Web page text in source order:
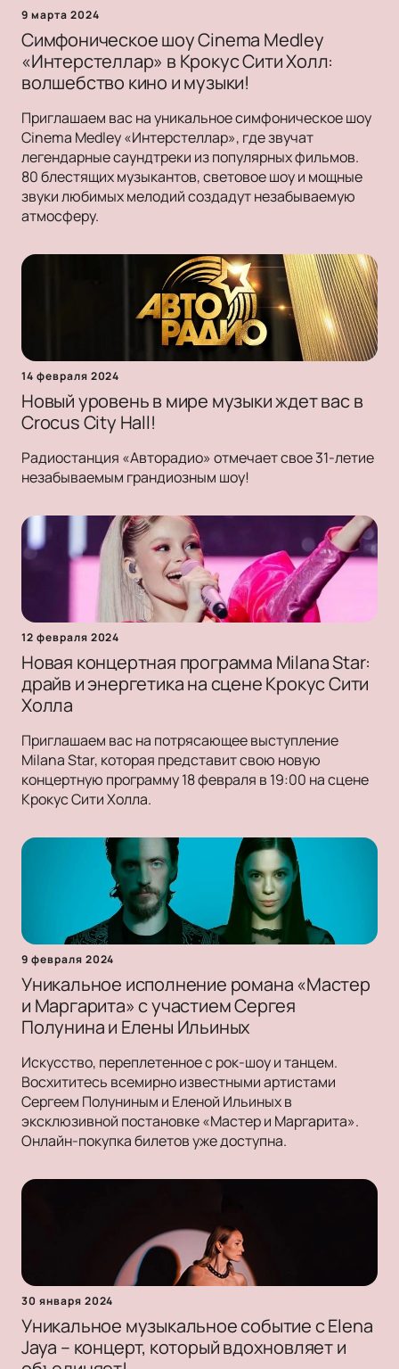
9 марта 2024
Симфоническое шоу Cinema Medley
«Интерстеллар» в Крокус Сити Холл:
волшебство кино и музыки!
Приглашаем вас на уникальное симфоническое шоу
Cinema Medley «Интерстеллар», где звучат
легендарные саундтреки из популярных фильмов.
80 блестящих музыкантов, световое шоу и мощные
звуки любимых мелодий создадут незабываемую
атмосферу.
14 февраля 2024
Новый уровень в мире музыки ждет вас в
Crocus City Hall!
Радиостанция «Авторадио» отмечает свое 31-летие
незабываемым грандиозным шоу!
12 февраля 2024
Новая концертная программа Milana Star:
драйв и энергетика на сцене Крокус Сити
Холла
Приглашаем вас на потрясающее выступление
Milana Star, которая представит свою новую
концертную программу 18 февраля в 19:00 на сцене
Крокус Сити Холла.
9 февраля 2024
Уникальное исполнение романа «Мастер
и Маргарита» с участием Сергея
Полунина и Елены Ильиных
Искусство, переплетенное с рок-шоу и танцем.
Восхититесь всемирно известными артистами
Сергеем Полуниным и Еленой Ильиных в
эксклюзивной постановке «Мастер и Маргарита».
Онлайн-покупка билетов уже доступна.
30 января 2024
Уникальное музыкальное событие с Elena
Jaya – концерт, который вдохновляет и